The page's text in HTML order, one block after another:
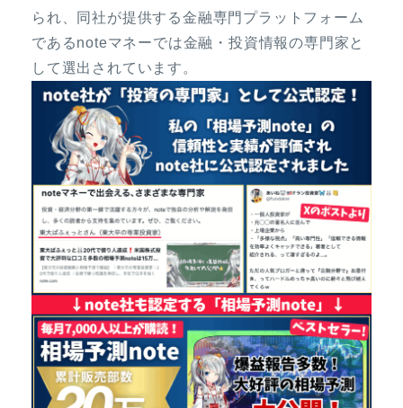
られ、同社が提供する金融専門プラットフォーム
であるnoteマネーでは金融・投資情報の専門家と
して選出されています。